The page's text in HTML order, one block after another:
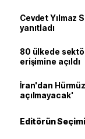
Cevdet Yılmaz
yanıtladı
80 ülkede
erişimine açıldı
İran'dan
açılmayacak'
Editörün Seçimi